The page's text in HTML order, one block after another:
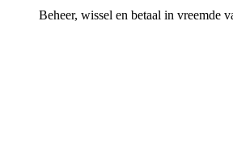
Beheer, wissel en betaal in vreemde